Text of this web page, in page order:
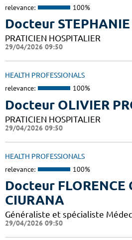
relevance: 100%
Docteur
PRATICIEN HOSPITALIER
29/04/2026 09:50
HEALTH PROFESSIONALS
relevance: 100%
Docteur OLIVIER
PRATICIEN HOSPITALIER
29/04/2026 09:50
HEALTH PROFESSIONALS
relevance: 100%
Docteur FLORENCE
CIURANA
Généraliste et spécialiste
29/04/2026 09:50